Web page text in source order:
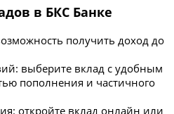
в БКС Банке
получить доход до
выберите вклад с удобным
пополнения и частичного
откройте вклад онлайн или